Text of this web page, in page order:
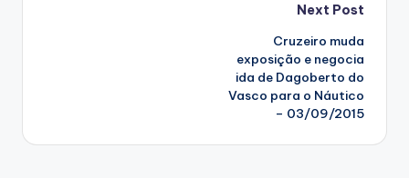
Next Post
Cruzeiro muda
exposição e negocia
ida de Dagoberto do
Vasco para o Náutico
– 03/09/2015